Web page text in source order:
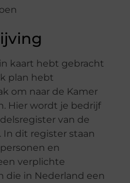
kaart hebt gebracht
plan hebt
om naar de Kamer
Hier wordt je bedrijf
van de
In dit register staan
en
verplichte
die in Nederland een